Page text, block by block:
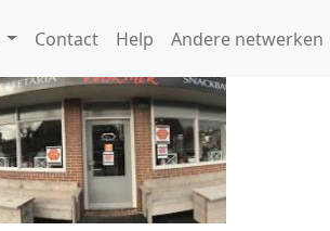
Contact Help Andere netwerken